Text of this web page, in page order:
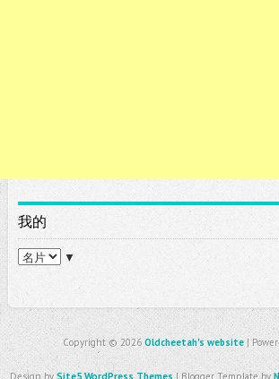
我的
▼
Copyright © 2026Oldcheetah's website|
Design bySite5 WordPress Themes | Blogger Template by